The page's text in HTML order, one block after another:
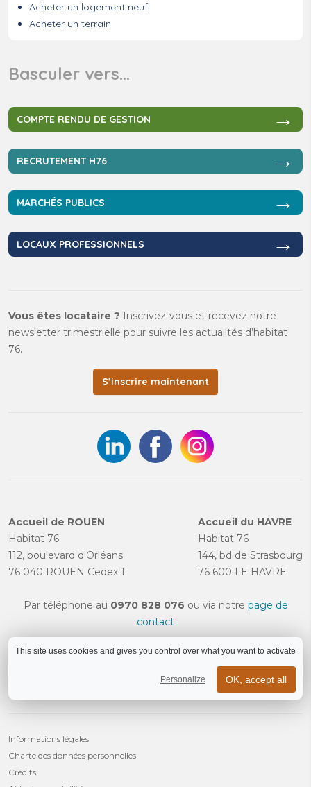
Acheter un logement neuf
Acheter un terrain
Basculer vers…
COMPTE RENDU DE GESTION →
RECRUTEMENT H76 →
MARCHÉS PUBLICS →
LOCAUX PROFESSIONNELS →
Vous êtes locataire ? Inscrivez-vous et recevez notre
newsletter trimestrielle pour suivre les actualités d’habitat
76.
S’inscrire maintenant
Accueil de ROUEN
Habitat 76
112, boulevard d'Orléans
76 040 ROUEN Cedex 1
Accueil du HAVRE
Habitat 76
144, bd de Strasbourg
76 600 LE HAVRE
Par téléphone au 0970 828 076 ou via notre page de
contact
Informations légales
Charte des données personnelles
Crédits
This site uses cookies and gives you control over what you want to activate
Personalize OK, accept all